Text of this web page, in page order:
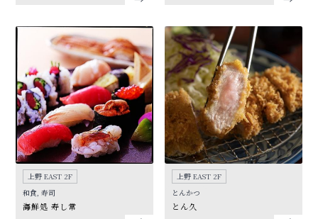
上野 EAST 2F
和食, 寿司
海鮮処 寿し常
上野 EAST 2F
とんかつ
とん久